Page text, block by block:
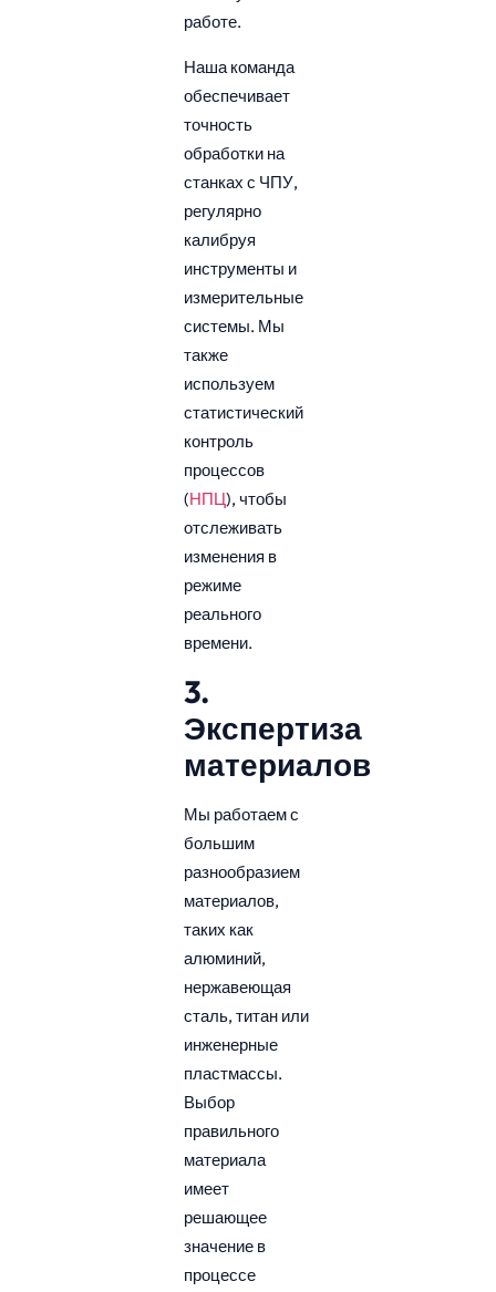
работе.
Наша команда
обеспечивает
точность
обработки на
станках с ЧПУ,
регулярно
калибруя
инструменты и
измерительные
системы. Мы
также
используем
статистический
контроль
процессов
(НПЦ), чтобы
отслеживать
изменения в
режиме
реального
времени.
3.
Экспертиза
материалов
Мы работаем с
большим
разнообразием
материалов,
таких как
алюминий,
нержавеющая
сталь, титан или
инженерные
пластмассы.
Выбор
правильного
материала
имеет
решающее
значение в
процессе